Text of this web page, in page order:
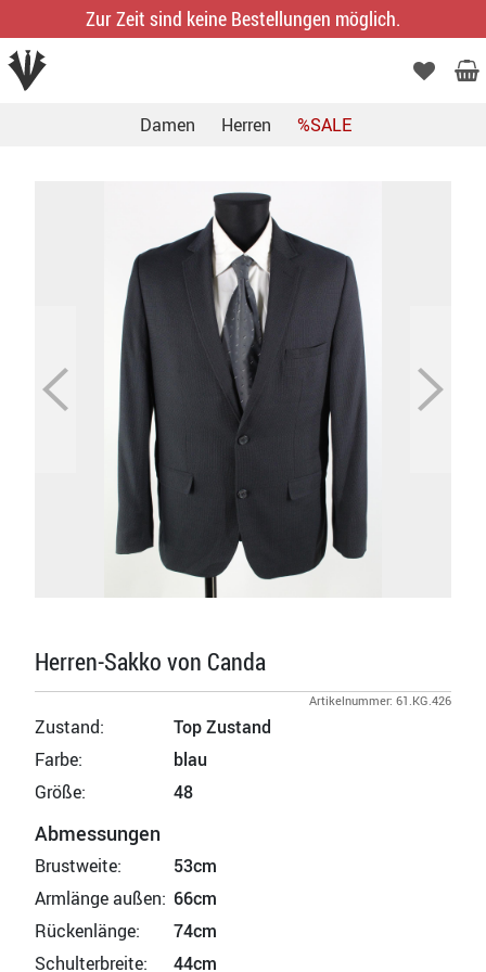
Zur Zeit sind keine Bestellungen möglich.
Damen Herren %SALE
Herren-Sakko von Canda
Artikelnummer: 61.KG.426
Zustand:
Top Zustand
Farbe:
blau
Größe:
48
Abmessungen
Brustweite:
53cm
Armlänge außen: 66cm
Rückenlänge:
74cm
Schulterbreite:
44cm